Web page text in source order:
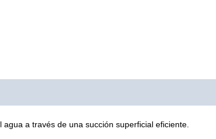
agua a través de una succión superficial eficiente.